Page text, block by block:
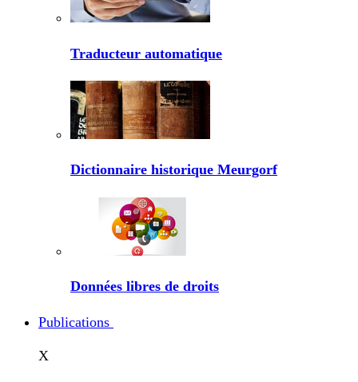
Traducteur automatique
Dictionnaire historique Meurgorf
Données libres de droits
Publications
X